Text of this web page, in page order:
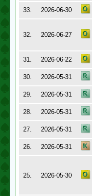
33.
2026-06-30
32. 2026-06-27
31. 2026-06-22
30.
2026-05-31
29.
2026-05-31
28.
2026-05-31
27.
2026-05-31
26.
2026-05-31
25. 2026-05-30